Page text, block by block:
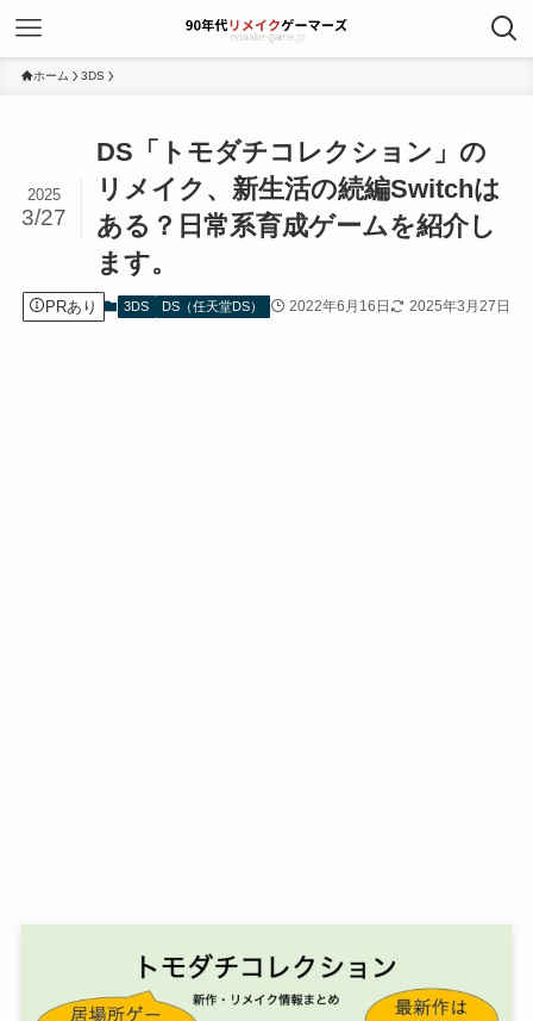
ホーム 3DS
DS「トモダチコレクション」の
リメイク、新生活の続編Switchは
ある？日常系育成ゲームを紹介し
ます。
2025
3/27
PRあり 3DS DS（任天堂DS） 2022年6月16日 2025年3月27日